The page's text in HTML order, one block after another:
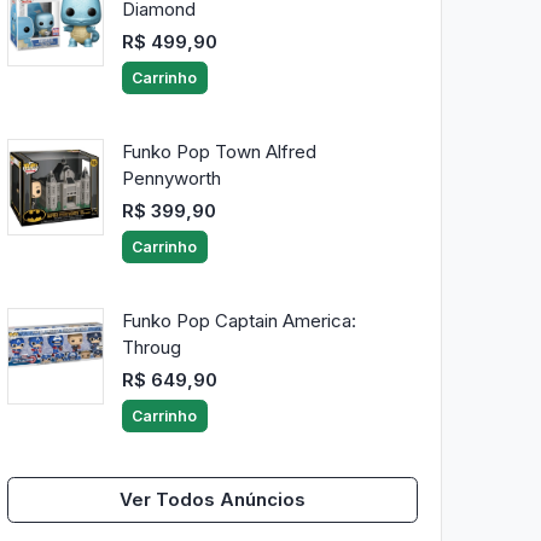
Diamond
R$ 499,90
Carrinho
Funko Pop Town Alfred
Pennyworth
R$ 399,90
Carrinho
Funko Pop Captain America:
Throug
R$ 649,90
Carrinho
Ver Todos Anúncios